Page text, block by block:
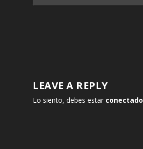
LEAVE A REPLY
Lo siento, debes estar conectado